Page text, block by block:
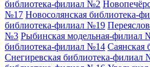
библиотека-филиал №2
№17 Новосолянская библиотека-
библиотека-филиал №19
№3 Рыбинская модельная-филиал
библиотека-филиал №14 Саянская
Снегиревская библиотека-филиал